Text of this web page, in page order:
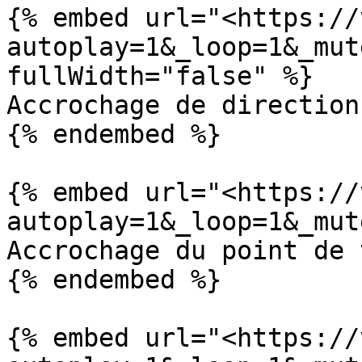
{% embed url="<https://
fullWidth="false" %}
Accrochage de direction
{% endembed %}
{% embed url="<https://
Accrochage du point de
{% endembed %}
{% embed url="<https://